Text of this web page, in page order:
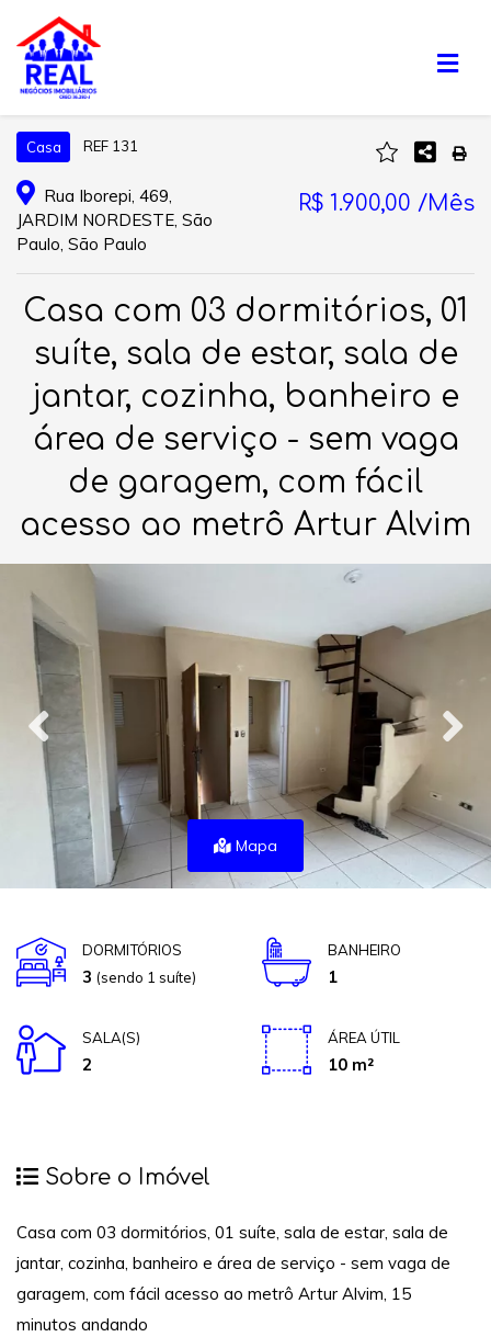
Casa REF 131
Rua Iborepi, 469,
JARDIM NORDESTE, São
Paulo, São Paulo
R$ 1.900,00 /Mês
Casa com 03 dormitórios, 01
suíte, sala de estar, sala de
jantar, cozinha, banheiro e
área de serviço - sem vaga
de garagem, com fácil
acesso ao metrô Artur Alvim
Mapa
DORMITÓRIOS
3 (sendo 1 suíte)
BANHEIRO
1
SALA(S)
2
ÁREA ÚTIL
10 m²
Sobre o Imóvel
Casa com 03 dormitórios, 01 suíte, sala de estar, sala de
jantar, cozinha, banheiro e área de serviço - sem vaga de
garagem, com fácil acesso ao metrô Artur Alvim, 15
minutos andando